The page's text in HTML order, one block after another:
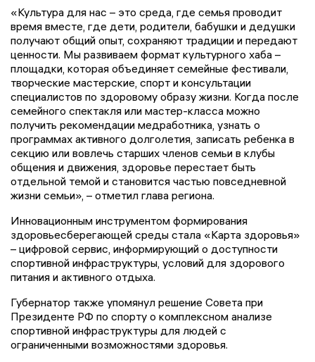
«Культура для нас – это среда, где семья проводит
время вместе, где дети, родители, бабушки и дедушки
получают общий опыт, сохраняют традиции и передают
ценности. Мы развиваем формат культурного хаба –
площадки, которая объединяет семейные фестивали,
творческие мастерские, спорт и консультации
специалистов по здоровому образу жизни. Когда после
семейного спектакля или мастер-класса можно
получить рекомендации медработника, узнать о
программах активного долголетия, записать ребенка в
секцию или вовлечь старших членов семьи в клубы
общения и движения, здоровье перестает быть
отдельной темой и становится частью повседневной
жизни семьи», – отметил глава региона.
Инновационным инструментом формирования
здоровьесберегающей среды стала «Карта здоровья»
– цифровой сервис, информирующий о доступности
спортивной инфраструктуры, условий для здорового
питания и активного отдыха.
Губернатор также упомянул решение Совета при
Президенте РФ по спорту о комплексном анализе
спортивной инфраструктуры для людей с
ограниченными возможностями здоровья.